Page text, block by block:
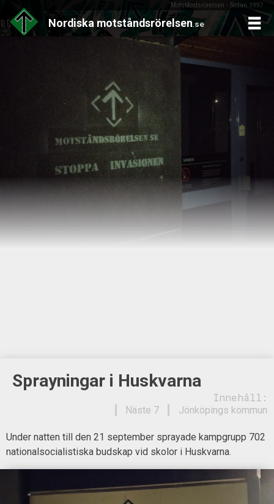
Motståndsrörelsen - Sedan 1997
Nordiska motståndsrörelsen.se
Skip
Sprayningar i Huskvarna
Innehåll:
Jönköpings kommun
Näste 7
Under natten till den 21 september sprayade kampgrupp 702
nationalsocialistiska budskap vid skolor i Huskvarna.